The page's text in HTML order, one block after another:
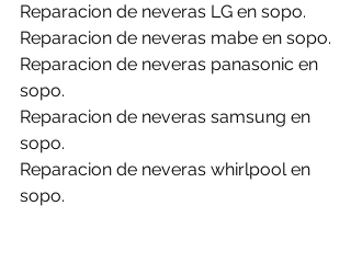
Reparacion de neveras LG en sopo.
Reparacion de neveras mabe en sopo.
Reparacion de neveras panasonic en
sopo.
Reparacion de neveras samsung en
sopo.
Reparacion de neveras whirlpool en
sopo.